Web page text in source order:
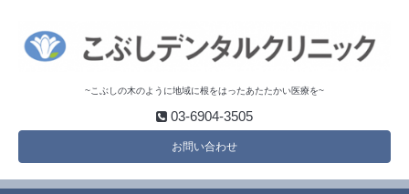
~こぶしの木のように地域に根をはったあたたかい医療を~
03-6904-3505
お問い合わせ